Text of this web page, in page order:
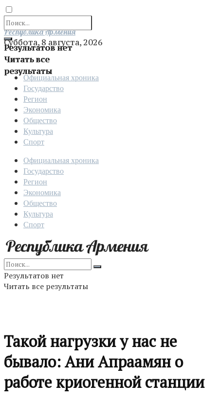
Результатов нет
Читать все
результаты
Отправить
Республика Армения
Суббота, 8 августа, 2026
Официальная хроника
Государство
Регион
Экономика
Общество
Культура
Спорт
Официальная хроника
Государство
Регион
Экономика
Общество
Культура
Спорт
Результатов нет
Читать все результаты
Такой нагрузки у нас не
бывало: Ани Апраамян о
работе криогенной станции